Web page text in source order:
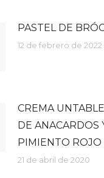
PASTEL DE
12 de febrero de 2022
CREMA
DE ANACARDOS
PIMIENTO ROJO
21 de abril de 2020